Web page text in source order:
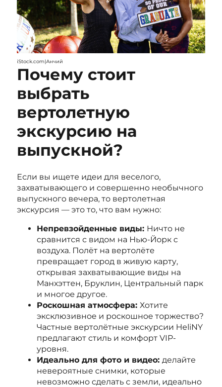
iStock.com|Анчий
Почему стоит
выбрать
вертолетную
экскурсию на
выпускной?
Если вы ищете идеи для веселого,
захватывающего и совершенно необычного
выпускного вечера, то вертолетная
экскурсия — это то, что вам нужно:
Непревзойденные виды: Ничто не
сравнится с видом на Нью-Йорк с
воздуха. Полёт на вертолёте
превращает город в живую карту,
открывая захватывающие виды на
Манхэттен, Бруклин, Центральный парк
и многое другое.
Роскошная атмосфера: Хотите
эксклюзивное и роскошное торжество?
Частные вертолётные экскурсии HeliNY
предлагают стиль и комфорт VIP-
уровня.
Идеально для фото и видео: делайте
невероятные снимки, которые
невозможно сделать с земли, идеально